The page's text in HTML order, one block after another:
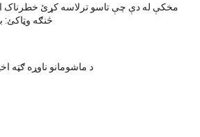
مخکې له دې چې تاسو ترلاسه کړئ خطرناک
څنګه وټاکئ:
د ماشومانو ناوړه ګټه